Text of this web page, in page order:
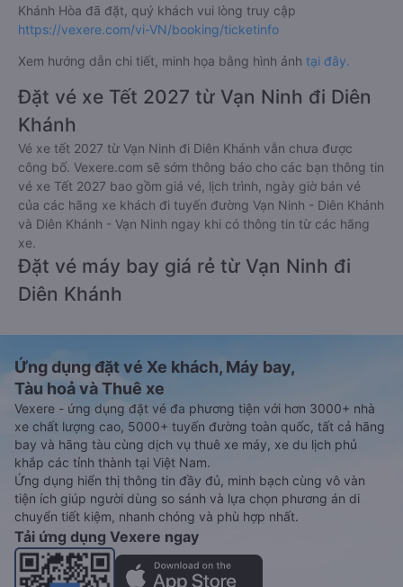
Khánh Hòa đã đặt, quý khách vui lòng truy cập
https://vexere.com/vi-VN/booking/ticketinfo
Xem hướng dẫn chi tiết, minh họa bằng hình ảnh tại đây.
Đặt vé xe Tết 2027 từ Vạn Ninh đi Diên
Khánh
Vé xe tết 2027 từ Vạn Ninh đi Diên Khánh vẫn chưa được
công bố. Vexere.com sẽ sớm thông báo cho các bạn thông tin
vé xe Tết 2027 bao gồm giá vé, lịch trình, ngày giờ bán vé
của các hãng xe khách đi tuyến đường Vạn Ninh - Diên Khánh
và Diên Khánh - Vạn Ninh ngay khi có thông tin từ các hãng
xe.
Đặt vé máy bay giá rẻ từ Vạn Ninh đi
Diên Khánh
Ứng dụng đặt vé Xe khách, Máy bay,
Tàu hoả và Thuê xe
Vexere - ứng dụng đặt vé đa phương tiện với hơn 3000+ nhà
xe chất lượng cao, 5000+ tuyến đường toàn quốc, tất cả hãng
bay và hãng tàu cùng dịch vụ thuê xe máy, xe du lịch phủ
khắp các tỉnh thành tại Việt Nam.
Ứng dụng hiển thị thông tin đầy đủ, minh bạch cùng vô vàn
tiện ích giúp người dùng so sánh và lựa chọn phương án di
chuyển tiết kiệm, nhanh chóng và phù hợp nhất.
Tải ứng dụng Vexere ngay